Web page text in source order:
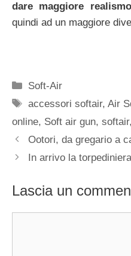
dare maggiore
quindi ad un maggiore
Categorie
Soft-Air
Tag
accessori softair,Air
online, Soft air gun, softair,
Ootori, da gregario a
In arrivo la
Lascia un